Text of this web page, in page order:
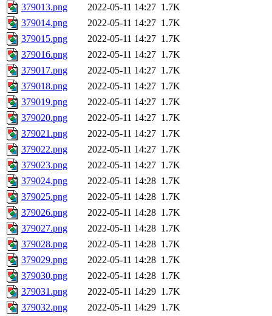
379013.png
2022-05-11 14:27 1.7K
379014.png
2022-05-11 14:27 1.7K
379015.png
2022-05-11 14:27 1.7K
379016.png
2022-05-11 14:27 1.7K
379017.png
2022-05-11 14:27 1.7K
379018.png
2022-05-11 14:27 1.7K
379019.png
2022-05-11 14:27 1.7K
379020.png
2022-05-11 14:27 1.7K
379021.png
2022-05-11 14:27 1.7K
379022.png
2022-05-11 14:27 1.7K
379023.png
2022-05-11 14:27 1.7K
379024.png
2022-05-11 14:28 1.7K
379025.png
2022-05-11 14:28 1.7K
379026.png
2022-05-11 14:28 1.7K
379027.png
2022-05-11 14:28 1.7K
379028.png
2022-05-11 14:28 1.7K
379029.png
2022-05-11 14:28 1.7K
379030.png
2022-05-11 14:28 1.7K
379031.png
2022-05-11 14:29 1.7K
379032.png
2022-05-11 14:29 1.7K